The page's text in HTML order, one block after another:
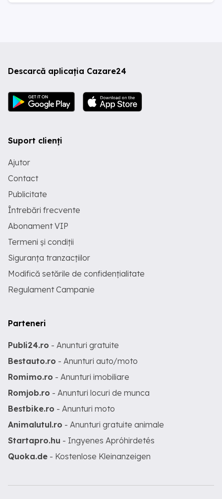
Descarcă aplicația Cazare24
Suport clienți
Ajutor
Contact
Publicitate
Întrebări frecvente
Abonament VIP
Termeni și condiții
Siguranța tranzacțiilor
Modifică setările de confidențialitate
Regulament Campanie
Parteneri
Publi24.ro - Anunturi gratuite
Bestauto.ro - Anunturi auto/moto
Romimo.ro - Anunturi imobiliare
Romjob.ro - Anunturi locuri de munca
Bestbike.ro - Anunturi moto
Animalutul.ro - Anunturi gratuite animale
Startapro.hu - Ingyenes Apróhirdetés
Quoka.de - Kostenlose Kleinanzeigen